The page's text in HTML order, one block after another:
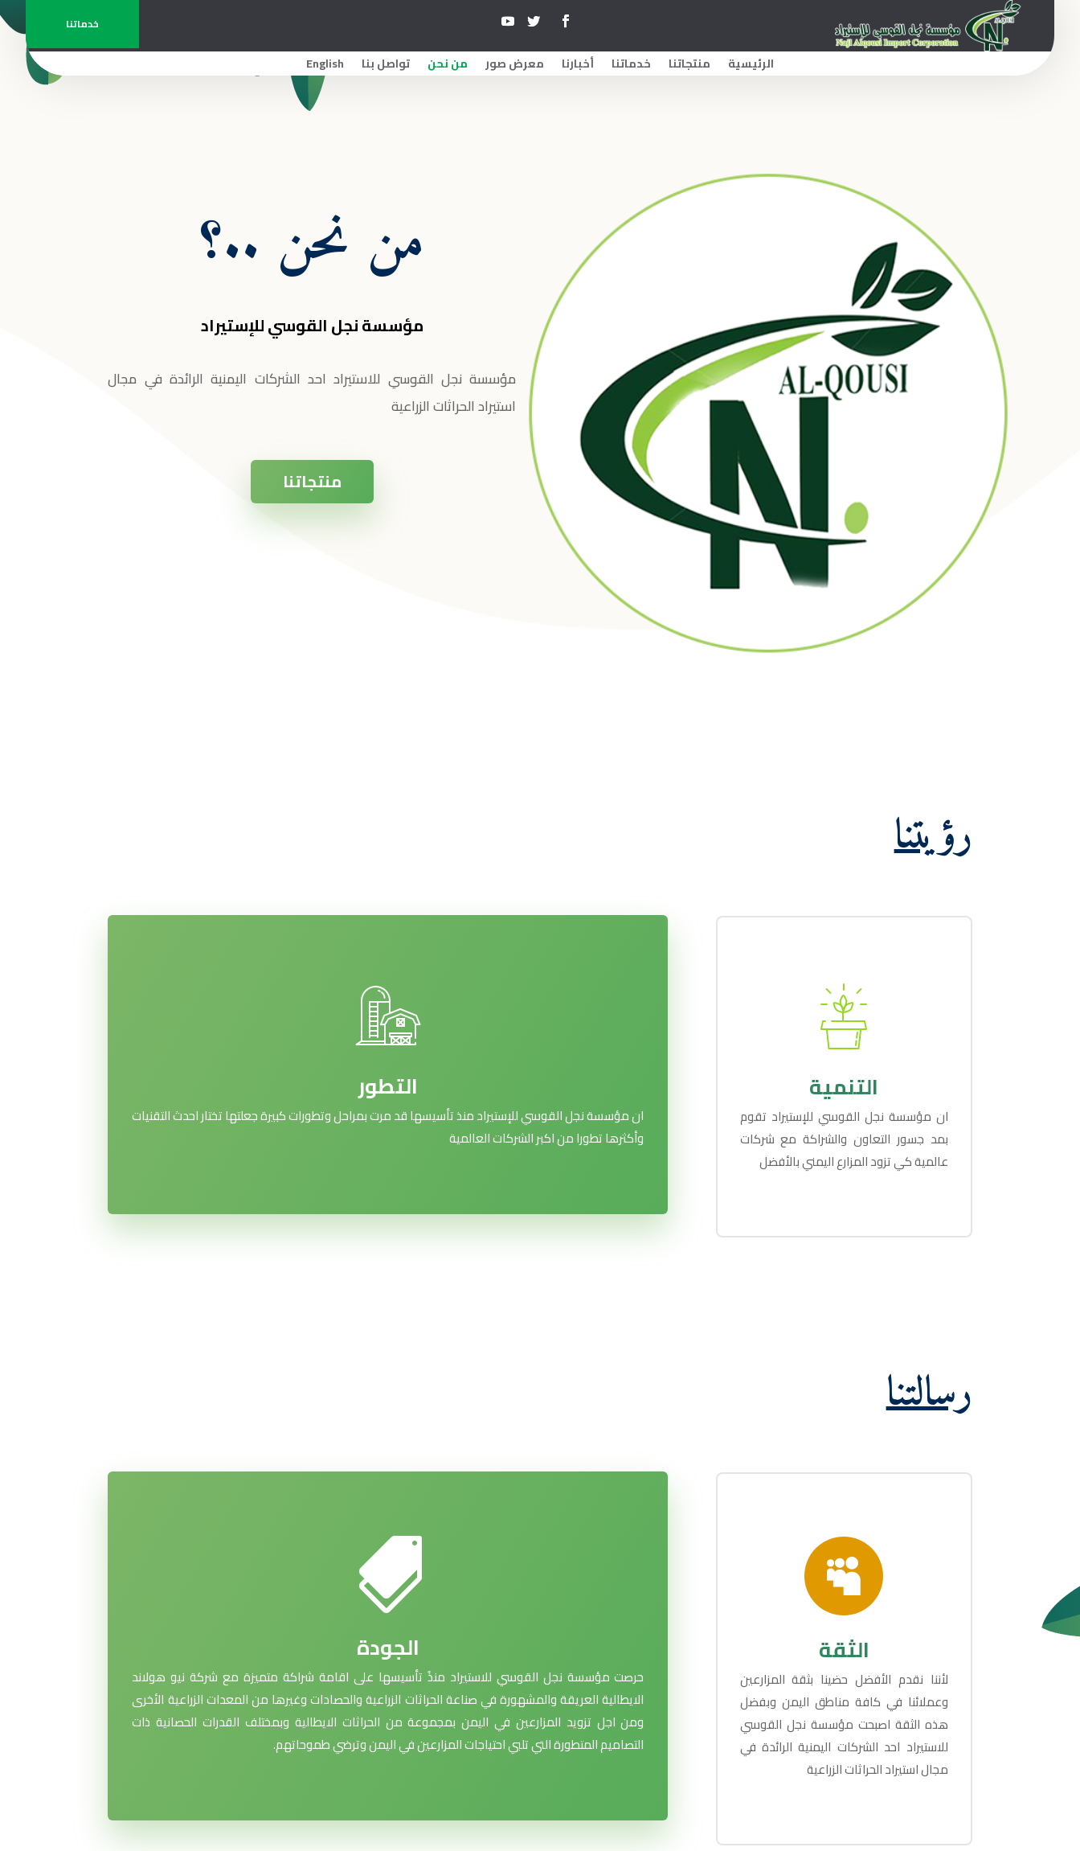
خدماتنا
الرئيسية منتجاتنا خدماتنا أخبارنا معرض صور من نحن تواصل بنا English
من نحن ..؟
مؤسسة نجل القوسي للإستيراد
مؤسسة نجل القوسي للاستيراد احد الشركات اليمنية الرائدة في مجال
استيراد الحراثات الزراعية
منتجاتنا
رؤيتنا
التطور
ان مؤسسة نجل القوسي للإستيراد منذ تأسيسها قد مرت بمراحل وتطورات كبيرة جعلتها تختار احدث التقنيات
وأكثرها تطورا من اكبر الشركات العالمية
التنمية
ان مؤسسة نجل القوسي للإستيراد تقوم
بمد جسور التعاون والشراكة مع شركات
عالمية كي تزود المزارع اليمني بالأفضل
رسالتنا

الجودة
حرصت مؤسسة نجل القوسي للاستيراد منذُ تأسيسها على اقامة شراكة متميزة مع شركة نيو هولاند
الايطالية العريقة والمشهورة في صناعة الحراثات الزراعية والحصادات وغيرها من المعدات الزراعية الأخرى
ومن اجل تزويد المزارعين في اليمن بمجموعة من الحراثات الايطالية وبمختلف القدرات الحصانية ذات
التصاميم المتطورة التي تلبي احتياجات المزارعين في اليمن وترضي طموحاتهم.

الثقة
لأننا نقدم الأفضل حضينا بثقة المزارعين
وعملائنا في كافة مناطق اليمن وبفضل
هذه الثقة اصبحت مؤسسة نجل القوسي
للاستيراد احد الشركات اليمنية الرائدة في
مجال استيراد الحراثات الزراعية